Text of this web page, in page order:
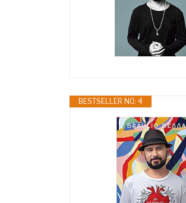
BESTSELLER NO. 4